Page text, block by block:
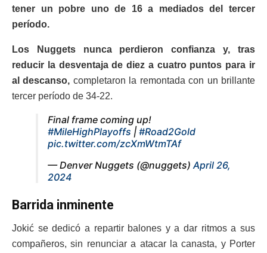
tener un pobre uno de 16 a mediados del tercer
período.
Los Nuggets nunca perdieron confianza y, tras
reducir la desventaja de diez a cuatro puntos para ir
al descanso, completaron la remontada con un brillante
tercer período de 34-22.
Final frame coming up!
#MileHighPlayoffs | #Road2Gold
pic.twitter.com/zcXmWtmTAf
— Denver Nuggets (@nuggets)April 26,
2024
Barrida inminente
Jokić se dedicó a repartir balones y a dar ritmos a sus
compañeros, sin renunciar a atacar la canasta, y Porter